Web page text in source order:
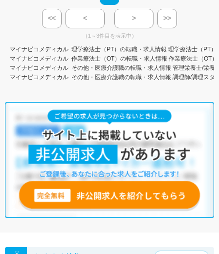
<< < > >>
（1～3件目を表示中）
マイナビコメディカル 理学療法士（PT）の転職・求人情報 理学療法士（PT）
マイナビコメディカル 作業療法士（OT）の転職・求人情報 作業療法士（OT
マイナビコメディカル その他・医療介護職の転職・求人情報 管理栄養士/栄養
マイナビコメディカル その他・医療介護職の転職・求人情報 調理師/調理スタ